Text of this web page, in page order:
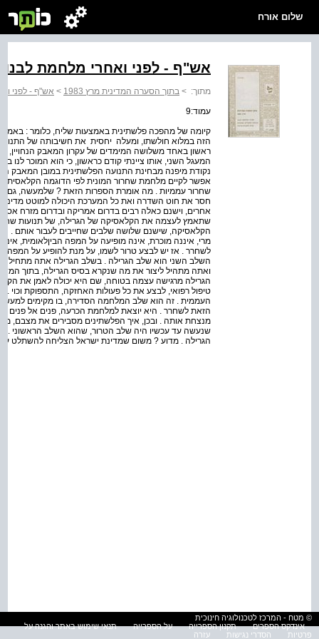
שלום אורח
אש"ף - לפני ואחרי מלחמת לבנון
מתוך: > בתוך הסערה המדינית מרץ 1983 > אש"ף - לפני
עמוד:9
קיומה של מהפכה פלשתינית באמצעות שליח, כלומר :
הזה במלוא חולשתו, ומעלה ­ יחסית ­ את חשיבותה של
ראשון באחד משלושה המימדים של עקרון המאבק הנחויין,
המעגל השני, אותו ציינתי קודם כראשון, כי הוא המוכר
נקודת מיפנה מבחינת התנועה הפלשתינית במובן המאבק
אפשר לקיים מלחמת שחרור המונית לפי הדוגמה
שחרור עממיות . מה אומרת הספרות הזאת ? שלמעשה, גם אם
חסר את חוט השדרה ואת כל המערכת היכולה למוטט מדינה
אחרים, וישנם כאלה רבים בדרום אמריקה ובדרום מזרח
שתאמץ לעצמה את הקלאסיקה של הגרילה, של תנועות
הקלאסיקה, שישנם שלושה שלבים שחייבים לעבור אותם .
מרי, איננה מוכרת, אינה מופיעה על המפה הבין­לאומית,
לשחרר . אז יש לבצע טרור לשמו, על מנת להופיע על המפה
השלב השני הוא שלב הגרילה . בשלב הגרילה אתה מתחיל
ואתה מתהיל ליצור את מה שנקרא בסיס הגרילה, בתוך
הגרילה מרגישה עצמה בטוחה, שם היא יכולה לאמן את
טיפול רפואי, לבצע את כל פעולות האחזקה, התספוקת
העממית . זה הוא שלב המלחמה הסדירה, בו מקימים
הזאת לשחרר . היא יוצאת למלחמת הכרעה, פנים אל פנים
מנצחת אותה . ובכן, איך הפלשתינים מסבירים את מצבם,
שנעשה עד עכשיו היה שלב הטרור, שהוא השלב הראשוני .
הגרילה . מדוע ? משום שמדינת ישראל הצליחה להשתלט
© מטח - המרכז לטכנולוגיה חינוכית
אינדקס הספרים
תקנון הספרייה על הספרייה
תנאי שימוש באתר והגנה על
פרטיות
הסדרי נגישות עזרה